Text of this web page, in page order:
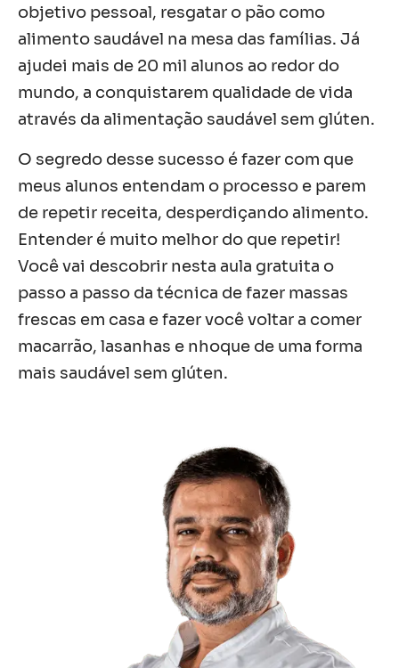
objetivo pessoal, resgatar o pão como
alimento saudável na mesa das famílias. Já
ajudei mais de 20 mil alunos ao redor do
mundo, a conquistarem qualidade de vida
através da alimentação saudável sem glúten.
O segredo desse sucesso é fazer com que
meus alunos entendam o processo e parem
de repetir receita, desperdiçando alimento.
Entender é muito melhor do que repetir!
Você vai descobrir nesta aula gratuita o
passo a passo da técnica de fazer massas
frescas em casa e fazer você voltar a comer
macarrão, lasanhas e nhoque de uma forma
mais saudável sem glúten.